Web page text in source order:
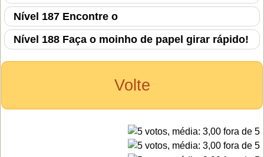
Nível 187 Encontre o
Nível 188 Faça o moinho de papel girar rápido!
Volte